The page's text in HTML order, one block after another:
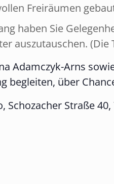
Freiräumen
haben Sie
auszutauschen. (Die
Adamczyk-Arns
begleiten, über
Straße